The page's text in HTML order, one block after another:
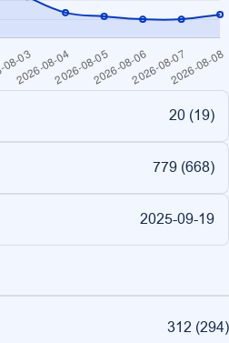
20 (19)
779 (668)
2025-09-19
312 (294)